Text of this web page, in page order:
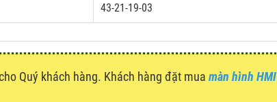
43-21-19-03
Quý khách hàng. Khách hàng đặt mua màn hình HMI